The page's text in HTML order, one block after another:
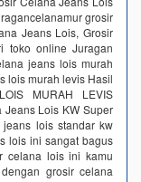
grosir
Jeans Lois, Grosir
toko online Juragan
jeans lois murah
lois murah levis Hasil
MURAH LEVIS
Lois KW Super
lois standar kw
lois ini sangat bagus
celana lois ini kamu
grosir celana